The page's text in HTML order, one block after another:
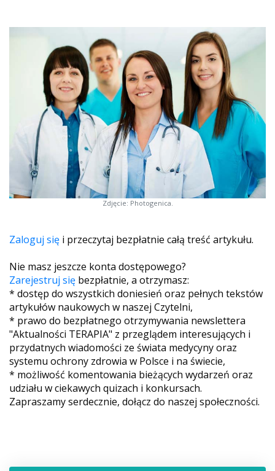
Zdjęcie: Photogenica.
Zaloguj się i przeczytaj bezpłatnie całą treść artykułu.
Nie masz jeszcze konta dostępowego?
Zarejestruj się bezpłatnie, a otrzymasz:
* dostęp do wszystkich doniesień oraz pełnych tekstów
artykułów naukowych w naszej Czytelni,
* prawo do bezpłatnego otrzymywania newslettera
"Aktualności TERAPIA" z przeglądem interesujących i
przydatnych wiadomości ze świata medycyny oraz
systemu ochrony zdrowia w Polsce i na świecie,
* możliwość komentowania bieżących wydarzeń oraz
udziału w ciekawych quizach i konkursach.
Zapraszamy serdecznie, dołącz do naszej społeczności.